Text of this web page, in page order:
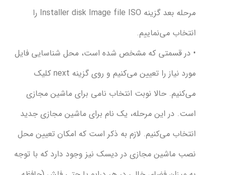
مرحله بعد گزینه Installer disk Image file ISO را
می‌نماییم.
در قسمتی که مشخص شده است، محل شناسایی فایل
مورد نیاز را تعیین می‌کنیم و روی گزینه next کلیک
حالا نوبت انتخاب نامی برای ماشین مجازی
در این مرحله، یک نام برای ماشین مجازی جدید
می‌کنیم. لازم به ذکر است که امکان تعیین محل
ماشین مجازی در دیسک نیز وجود دارد که با توجه